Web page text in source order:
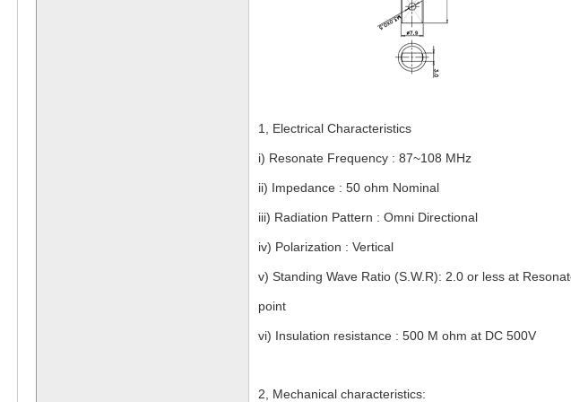
1, Electrical Characteristics
i) Resonate Frequency : 87~108 MHz
ii) Impedance : 50 ohm Nominal
iii) Radiation Pattern : Omni Directional
iv) Polarization : Vertical
v) Standing Wave Ratio (S.W.R): 2.0 or less at
point
vi) Insulation resistance : 500 M ohm at DC 500V
2, Mechanical characteristics: